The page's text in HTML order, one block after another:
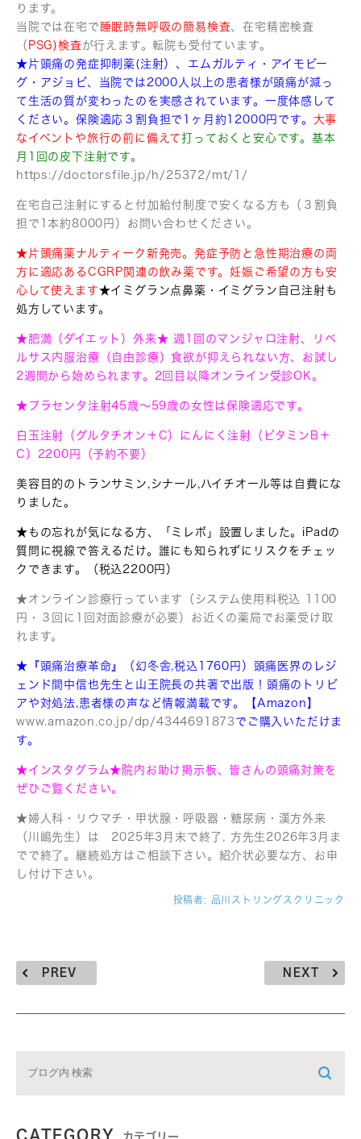
ります。
当院では在宅で 睡眠時無呼吸の簡易検査 、在宅精密検査
（ PSG)検査が行えます。転院も受付ています。
★片頭痛の発症抑制薬(注射）、エムガルティ・アイモビー
グ・アジョビ、 当院では2000人以上の患者様が頭痛が減っ
て生活の質が変わったのを実感されています。 一度体感して
ください。保険適応３割負担で1ヶ月約12000円です。 大事
なイベントや旅行の前に備えて打っておくと安心です。基本
月1回の皮下注射です。
https://doctorsfile.jp/h/25372/mt/1/
在宅自己注射にすると付加給付制度で安くなる方も（３割負
担で1本約8000円）お問い合わせください。
★片頭痛薬ナルティーク新発売。発症予防と急性期治療の両
方に適応あるCGRP関連の飲み薬です。妊娠ご希望の方も安
心して使えます★イミグラン点鼻薬・イミグラン自己注射も
処方しています。
★肥満（ダイエット）外来★ 週1回のマンジャロ注射、リベ
ルサス内服治療（自由診療）食欲が抑えられない方、お試し
2週間から始められます。2回目以降オンライン受診OK。
★プラセンタ注射45歳〜59歳の女性は保険適応です。
白玉注射（グルタチオン＋C）にんにく注射（ビタミンB＋
C）2200円
（予約不要）
美容目的のトランサミン,シナール,ハイチオール等は自費にな
りました。
★もの忘れが気になる方、「ミレボ」設置しました。iPadの
質問に視線で答えるだけ。誰にも知られずにリスクをチェッ
クできます。（税込2200円）
★オンライン診療行っています（システム使用料税込 1100
円・３回に1回対面診療が必要）お近くの薬局でお薬受け取
れます。
★『頭痛治療革命』（幻冬舎,税込1760円）頭痛医界のレジ
ェンド間中信也先生と山王院長の共著で出版！ 頭痛のトリビ
アや対処法,患者様の声など情報満載です。【Amazon】
www.amazon.co.j p/dp/4344691873 でご購入いただけま
す。
★インスタグラム★院内お助け掲示板、皆さんの頭痛対策を
ぜひご覧ください。
★婦人科・リウマチ・甲状腺・呼吸器・糖尿病・漢方外来
（川嶋先生）は 2025年3月末で終了, 方先生2026年3月ま
でで終了。継続処方はご相談下さい。紹介状必要な方、お申
し付け下さい。
投稿者: 品川ストリングスクリニック
PREV NEXT
CATEGORY カテゴリー